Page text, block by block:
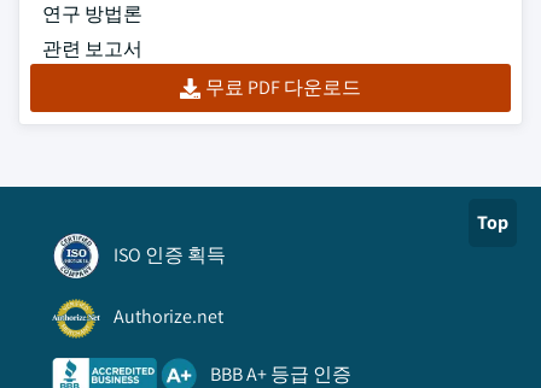
연구 방법론
관련 보고서
무료 PDF 다운로드
Top
ISO 인증 획득
Authorize.net
BBB A+ 등급 인증